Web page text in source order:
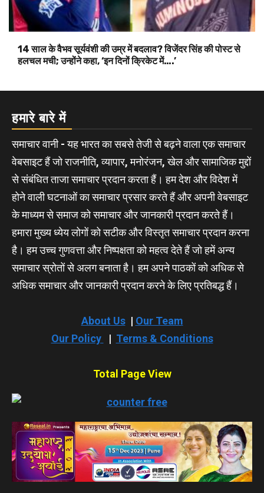
14 साल के वैभव सूर्यवंशी की उम्र में बदलाव? विजेंदर सिंह की पोस्ट से
हलचल मची; उन्होंने कहा, ‘इन दिनों क्रिकेट में….’
हमारे बारे में
समाचार वानी - यह भारत का सबसे तेजी से बढ़ने वाला एक समाचार
वेबसाइट हैं जो राजनीति, व्यापार, मनोरंजन, खेल और सामाजिक मुद्दों
से संबंधित ताजा समाचार प्रदान करता हैं। हम देश और विदेश में
होने वाली घटनाओं का समाचार प्रसार करते हैं और अपनी वेबसाइट
के माध्यम से समाज को समाचार और जानकारी प्रदान करते हैं।
हमारा मुख्य ध्येय लोगों को सटीक और विस्तृत समाचार प्रदान करना
है। हम उच्च गुणवत्ता और निष्पक्षता को महत्व देते हैं जो हमें अन्य
समाचार स्रोतों से अलग बनाता है। हम अपने पाठकों को अधिक से
अधिक समाचार और जानकारी प्रदान करने के लिए प्रतिबद्ध हैं।
About Us| Our Team
Our Policy
| Terms & Conditions
Total Page View